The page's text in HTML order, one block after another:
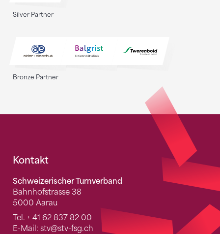
Silver Partner
Bronze Partner
Fusszeile
Kontakt
Schweizerischer Turnverband
Bahnhofstrasse 38
5000 Aarau
Tel. + 41 62 837 82 00
E-Mail: stv@stv-fsg.ch